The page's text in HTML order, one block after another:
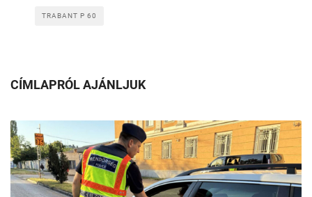
TRABANT P 60
CÍMLAPRÓL AJÁNLJUK